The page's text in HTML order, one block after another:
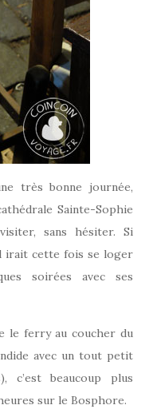
très bonne journée,
Sainte-Sophie
sans hésiter. Si
irait cette fois se loger
soirées avec ses
le ferry au coucher du
avec un tout petit
c’est beaucoup plus
sur le Bosphore.